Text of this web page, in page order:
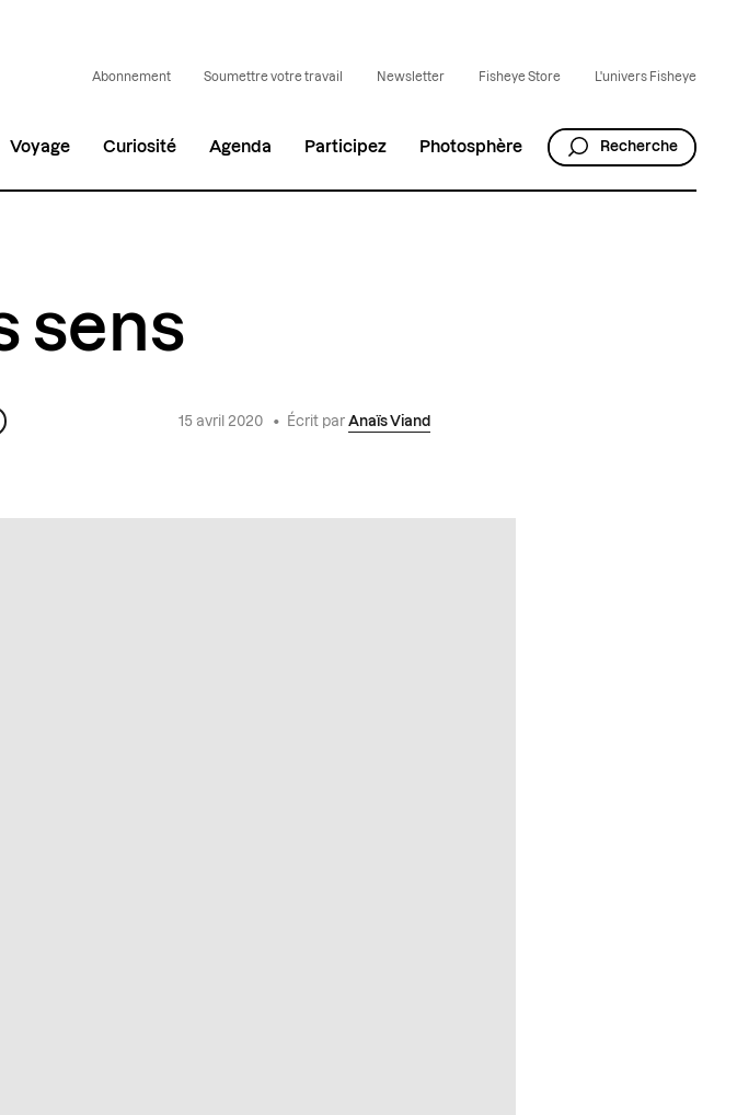
Abonnement Soumettre votre travail Newsletter Fisheye Store L'univers Fisheye
Voyage Curiosité Agenda Participez Photosphère Recherche
sens
15 avril 2020 • Écrit par Anaïs Viand